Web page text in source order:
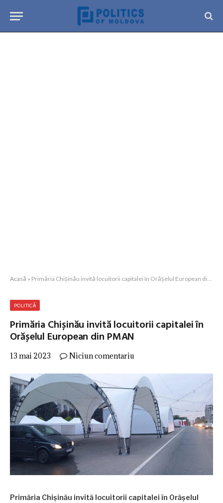
Acasă » Primăria Chișinău invită locuitorii capitalei în Orășelul European din PMAN
POLITICĂ
Primăria Chișinău invită locuitorii capitalei în
Orășelul European din PMAN
13 mai 2023 Niciun comentariu
Primăria Chișinău invită locuitorii capitalei în Orășelul